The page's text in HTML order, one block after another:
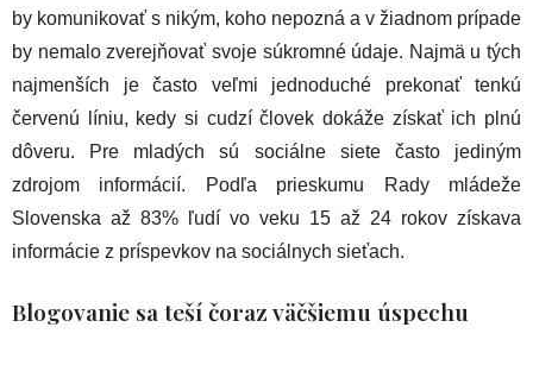
by komunikovať s nikým, koho nepozná a v žiadnom prípade
by nemalo zverejňovať svoje súkromné údaje. Najmä u tých
najmenších je často veľmi jednoduché prekonať tenkú
červenú líniu, kedy si cudzí človek dokáže získať ich plnú
dôveru. Pre mladých sú sociálne siete často jediným
zdrojom informácií. Podľa prieskumu Rady mládeže
Slovenska až 83% ľudí vo veku 15 až 24 rokov získava
informácie z príspevkov na sociálnych sieťach.
Blogovanie sa teší čoraz väčšiemu úspechu